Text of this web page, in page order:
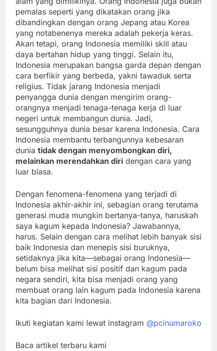
pemalas seperti yang dikatakan orang jika
dibandingkan dengan orang Jepang atau Korea
yang notabenenya mereka adalah pekerja keras.
Akan tetapi, orang Indonesia memiliki skill atau
daya bertahan hidup yang tinggi. Selain itu,
Indonesia merupakan bangsa garda depan dengan
cara berfikir yang berbeda, yakni tawaduk serta
religius. Tidak jarang Indonesia menjadi
penyangga dunia dengan mengirim orang-
orangnya menjadi tenaga-tenaga kerja di luar
negeri untuk membangun dunia. Jadi,
sesungguhnya dunia besar karena Indonesia. Cara
Indonesia membantu terbangunnya kebesaran
dunia tidak dengan menyombongkan diri,
melainkan merendahkan diri dengan cara yang
luar biasa.
Dengan fenomena-fenomena yang terjadi di
Indonesia akhir-akhir ini, sebagian orang terutama
generasi muda mungkin bertanya-tanya, haruskah
saya kagum kepada Indonesia? Jawabannya,
harus. Selain dengan cara melihat lebih banyak sisi
baik Indonesia dan menepis sisi buruknya,
setidaknya jika kita—sebagai orang Indonesia—
belum bisa melihat sisi positif dan kagum pada
negara sendiri, kita bisa menjadi orang yang
membuat orang lain kagum pada Indonesia karena
kita bagian dari Indonesia.
Ikuti kegiatan kami lewat instagram @pcinumaroko
Baca artikel terbaru kami